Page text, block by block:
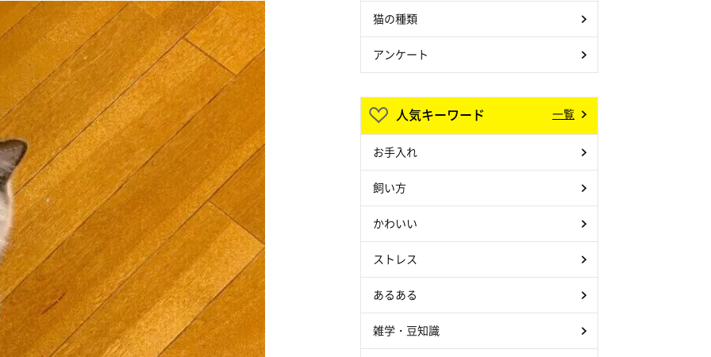
猫の種類
アンケート
人気キーワード 一覧
お手入れ
飼い方
かわいい
ストレス
あるある
雑学・豆知識